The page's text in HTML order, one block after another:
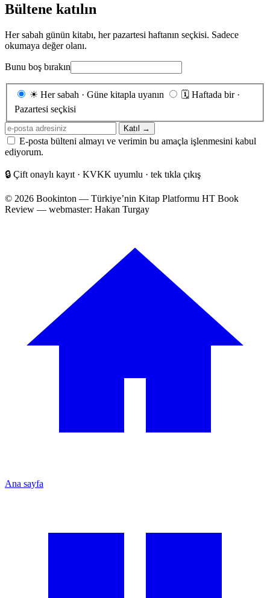
Bültene katılın
Her sabah günün kitabı, her pazartesi haftanın seçkisi. Sadece
okumaya değer olanı.
Bunu boş bırakın
Gönderim
☀ Her sabah · Güne kitapla uyanın 🗓 Haftada bir ·
Pazartesi seçkisi
E-
posta
adresiniz
Katıl →
E-posta bülteni almayı ve verimin bu amaçla işlenmesini kabul
ediyorum.
🔒 Çift onaylı kayıt · KVKK uyumlu · tek tıkla çıkış
© 2026 Bookinton — Türkiye’nin Kitap Platformu HT Book
Review — webmaster: Hakan Turgay
Ana sayfa